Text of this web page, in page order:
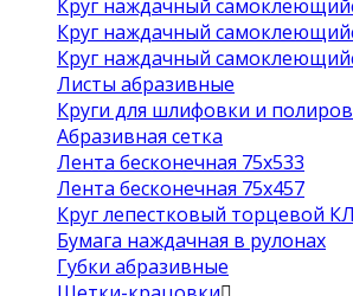
Круг наждачный
Круг наждачный
Круг наждачный
Листы абразивные
Круги для шлифовки и
Абразивная сетка
Лента бесконечная 75х533
Лента бесконечная 75х457
Круг лепестковый торцевой
Бумага наждачная в рулонах
Губки абразивные